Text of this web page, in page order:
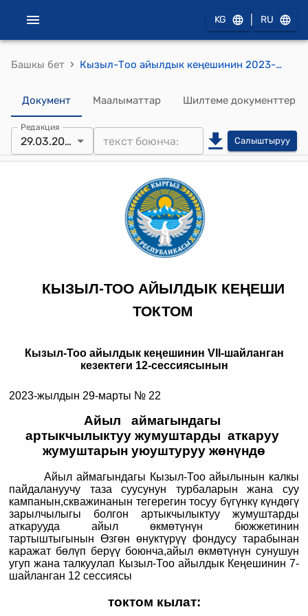
KG RU
Башкы бет › Кызыл-Тоо айылдык кеңешинин 2023-жылдын 29-марты № 22 "Айыл аймагындагы артыкчылыктуу жумуштарды аткаруу жумуштарын уюуштуруу жөнүндө" токтому
Документ Маалыматтар Шилтеме документтер
Редакция
29.03.2023 Салыштыруу